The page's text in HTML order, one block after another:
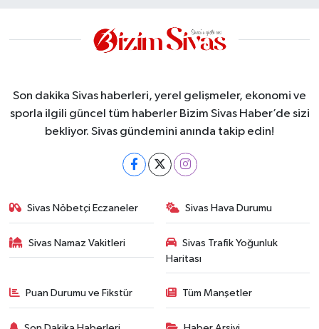
Son dakika Sivas haberleri, yerel gelişmeler, ekonomi ve
sporla ilgili güncel tüm haberler Bizim Sivas Haber’de sizi
bekliyor. Sivas gündemini anında takip edin!
Sivas Nöbetçi Eczaneler Sivas Hava Durumu
Sivas Namaz Vakitleri
Sivas Trafik Yoğunluk
Haritası
Puan Durumu ve Fikstür Tüm Manşetler